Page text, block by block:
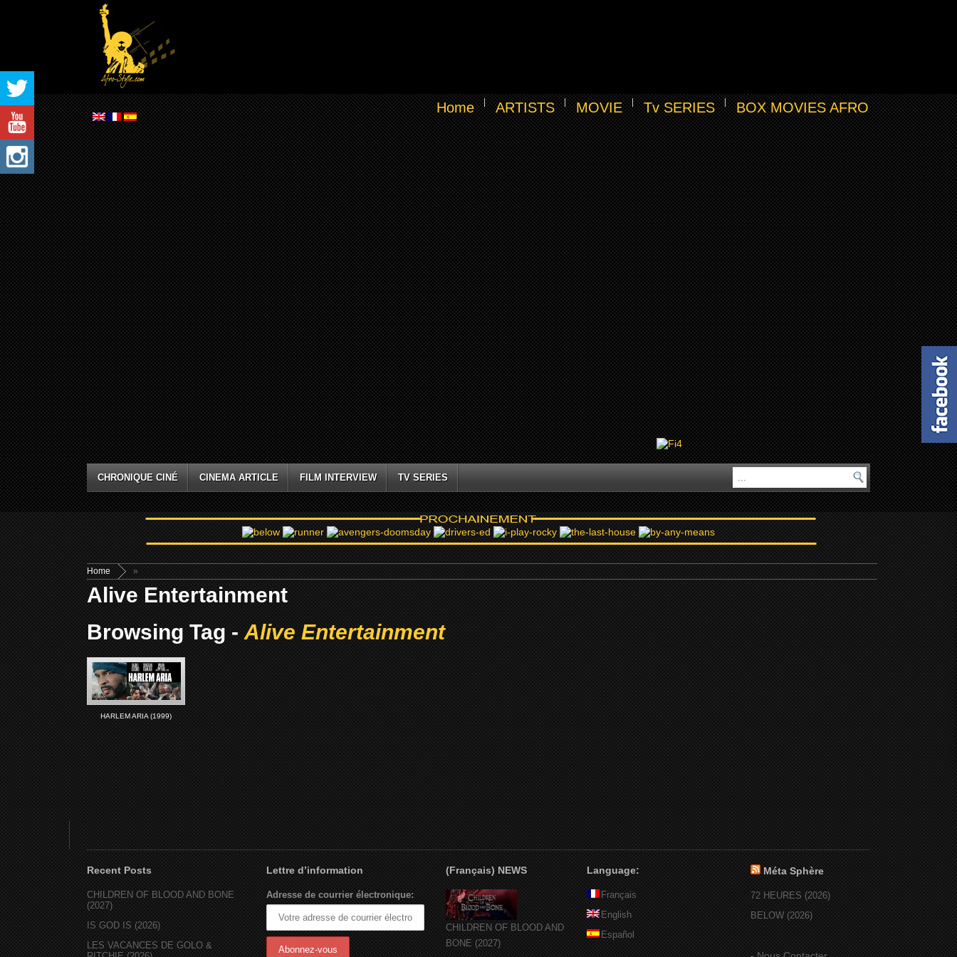
Home ARTISTS MOVIE Tv SERIES BOX MOVIES AFRO
CHRONIQUE CINÉ CINEMA ARTICLE FILM INTERVIEW TV SERIES
Home »
Alive Entertainment
Browsing Tag -Alive Entertainment
HARLEM ARIA (1999)
Recent Posts
CHILDREN OF BLOOD AND BONE
(2027)
IS GOD IS (2026)
LES VACANCES DE GOLO &
Lettre d’information
Adresse de courrier électronique:
(Français) NEWS
CHILDREN OF BLOOD AND
BONE (2027)
Language:
Français
English
Español
Méta Sphère
72 HEURES (2026)
BELOW (2026)